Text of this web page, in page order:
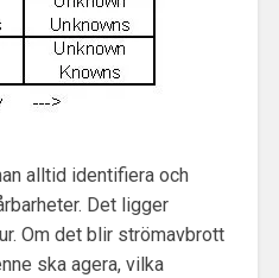
alltid identifiera och
Det ligger
Om det blir strömavbrott
ska agera, vilka